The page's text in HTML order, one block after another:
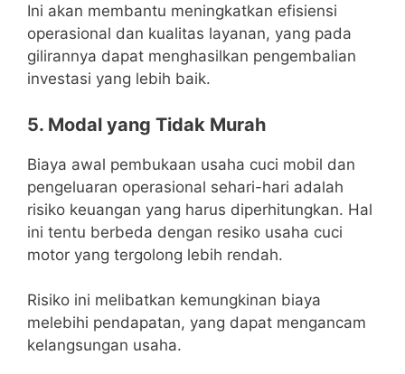
Ini akan membantu meningkatkan efisiensi
operasional dan kualitas layanan, yang pada
gilirannya dapat menghasilkan pengembalian
investasi yang lebih baik.
5. Modal yang Tidak Murah
Biaya awal pembukaan usaha cuci mobil dan
pengeluaran operasional sehari-hari adalah
risiko keuangan yang harus diperhitungkan. Hal
ini tentu berbeda dengan resiko usaha cuci
motor yang tergolong lebih rendah.
Risiko ini melibatkan kemungkinan biaya
melebihi pendapatan, yang dapat mengancam
kelangsungan usaha.